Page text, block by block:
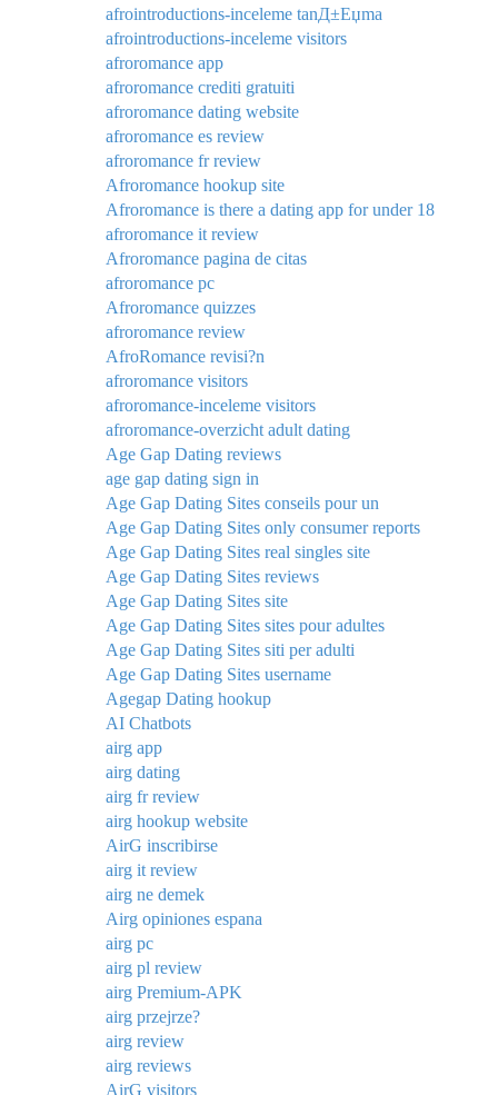
afrointroductions-inceleme tanД±Еџma
afrointroductions-inceleme visitors
afroromance app
afroromance crediti gratuiti
afroromance dating website
afroromance es review
afroromance fr review
Afroromance hookup site
Afroromance is there a dating app for under 18
afroromance it review
Afroromance pagina de citas
afroromance pc
Afroromance quizzes
afroromance review
AfroRomance revisi?n
afroromance visitors
afroromance-inceleme visitors
afroromance-overzicht adult dating
Age Gap Dating reviews
age gap dating sign in
Age Gap Dating Sites conseils pour un
Age Gap Dating Sites only consumer reports
Age Gap Dating Sites real singles site
Age Gap Dating Sites reviews
Age Gap Dating Sites site
Age Gap Dating Sites sites pour adultes
Age Gap Dating Sites siti per adulti
Age Gap Dating Sites username
Agegap Dating hookup
AI Chatbots
airg app
airg dating
airg fr review
airg hookup website
AirG inscribirse
airg it review
airg ne demek
Airg opiniones espana
airg pc
airg pl review
airg Premium-APK
airg przejrze?
airg review
airg reviews
AirG visitors